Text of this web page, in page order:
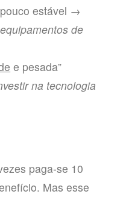
estável →
de
e pesada”
na tecnologia
paga-se 10
Mas esse